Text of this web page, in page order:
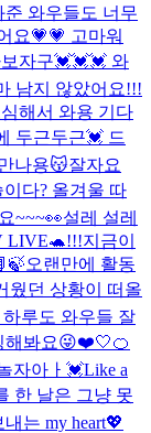
와우들도 너무
요💗💗 고마워
자구💓💓💓 와
남지 않았어요!!!
해서 와용 기다
두근두근💓 드
나용😽잘자요
이다? 올겨울 따
~~~👀설레 설레
LIVE🐢!!!지금이
오랜만에 활동
웠던 상황이 떠올
루도 와우들 잘
해봐요😜❤️🤍🍊
자아ㅏ💓Like a
한 날은 그냥 못
는 my heart💖